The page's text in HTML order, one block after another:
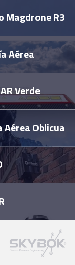
Magdrone R3
Aérea
Verde
Oblicua